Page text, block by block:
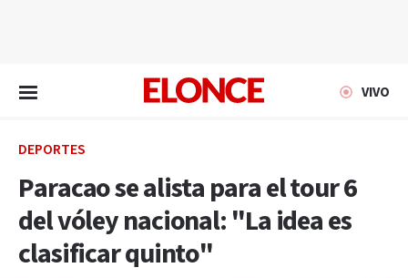
VIVO
DEPORTES
Paracao se alista para el tour 6
del vóley nacional: "La idea es
clasificar quinto"